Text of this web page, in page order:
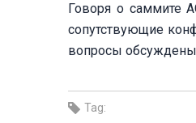
Говоря о саммите
сопутствующие
вопросы
Tag: